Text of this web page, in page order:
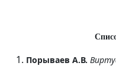
Порываев А.В.